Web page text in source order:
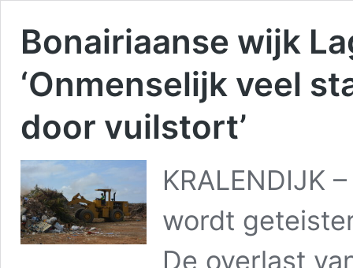
Bonairiaanse wijk
‘Onmenselijk veel
door vuilstort’
KRALENDIJK
wordt
De overlast